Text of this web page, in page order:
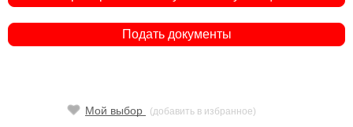
Подать документы
Мой выбор (добавить в избранное)